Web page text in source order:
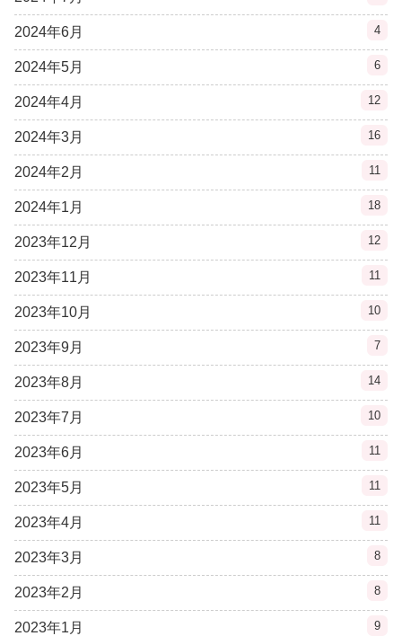
2024年6月 4
2024年5月 6
2024年4月 12
2024年3月 16
2024年2月 11
2024年1月 18
2023年12月 12
2023年11月 11
2023年10月 10
2023年9月 7
2023年8月 14
2023年7月 10
2023年6月 11
2023年5月 11
2023年4月 11
2023年3月 8
2023年2月 8
2023年1月 9